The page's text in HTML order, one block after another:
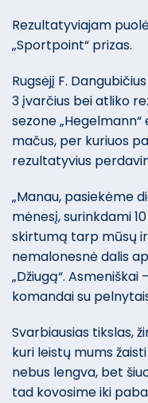
Rezultatyviajam
„Sportpoint“ prizas.
Rugsėjį F.
3 įvarčius bei atliko
sezone
mačus, per kuriuos
rezultatyvius
„Manau, pasiekėme
mėnesį, surinkdami
skirtumą tarp mūsų ir
nemalonesnė dalis
„Džiugą“.
komandai su
Svarbiausias tikslas,
kuri leistų mums
nebus lengva, bet
tad kovosime iki